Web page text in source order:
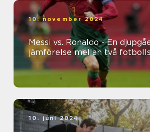
10. november 2024
Messi vs. Ronaldo - En
jämförelse mellan två
10. juni 2024